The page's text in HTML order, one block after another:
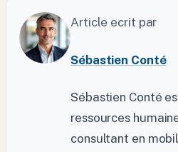
Article ecrit par
Sébastien Conté
Sébastien Conté
ressources
consultant en